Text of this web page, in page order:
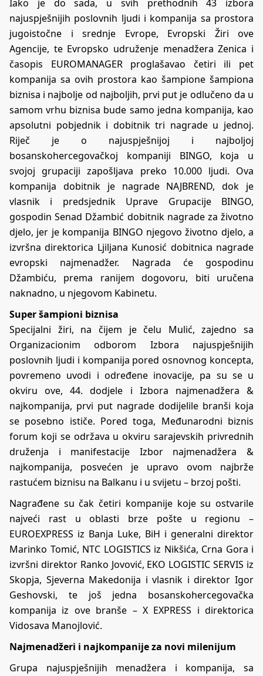
Iako je do sada, u svih prethodnih 43 izbora
najuspješnijih poslovnih ljudi i kompanija sa prostora
jugoistočne i srednje Evrope, Evropski Žiri ove
Agencije, te Evropsko udruženje menadžera Zenica i
časopis EUROMANAGER proglašavao četiri ili pet
kompanija sa ovih prostora kao šampione šampiona
biznisa i najbolje od najboljih, prvi put je odlučeno da u
samom vrhu biznisa bude samo jedna kompanija, kao
apsolutni pobjednik i dobitnik tri nagrade u jednoj.
Riječ je o najuspješnijoj i najboljoj
bosanskohercegovačkoj kompaniji BINGO, koja u
svojoj grupaciji zapošljava preko 10.000 ljudi. Ova
kompanija dobitnik je nagrade NAJBREND, dok je
vlasnik i predsjednik Uprave Grupacije BINGO,
gospodin Senad Džambić dobitnik nagrade za životno
djelo, jer je kompanija BINGO njegovo životno djelo, a
izvršna direktorica Ljiljana Kunosić dobitnica nagrade
evropski najmenadžer. Nagrada će gospodinu
Džambiću, prema ranijem dogovoru, biti uručena
naknadno, u njegovom Kabinetu.
Super šampioni biznisa
Specijalni žiri, na čijem je čelu Mulić, zajedno sa
Organizacionim odborom Izbora najuspješnijih
poslovnih ljudi i kompanija pored osnovnog koncepta,
povremeno uvodi i određene inovacije, pa su se u
okviru ove, 44. dodjele i Izbora najmenadžera &
najkompanija, prvi put nagrade dodijelile branši koja
se posebno ističe. Pored toga, Međunarodni biznis
forum koji se održava u okviru sarajevskih privrednih
druženja i manifestacije Izbor najmenadžera &
najkompanija, posvećen je upravo ovom najbrže
rastućem biznisu na Balkanu i u svijetu – brzoj pošti.
Nagrađene su čak četiri kompanije koje su ostvarile
najveći rast u oblasti brze pošte u regionu –
EUROEXPRESS iz Banja Luke, BiH i generalni direktor
Marinko Tomić, NTC LOGISTICS iz Nikšića, Crna Gora i
izvršni direktor Ranko Jovović, EKO LOGISTIC SERVIS iz
Skopja, Sjeverna Makedonija i vlasnik i direktor Igor
Geshovski, te još jedna bosanskohercegovačka
kompanija iz ove branše – X EXPRESS i direktorica
Vidosava Manojlović.
Najmenadžeri i najkompanije za novi milenijum
Grupa najuspješnijih menadžera i kompanija, sa